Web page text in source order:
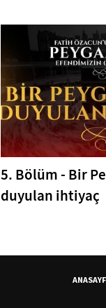
5. Bölüm - Bir
duyulan ihtiyaç